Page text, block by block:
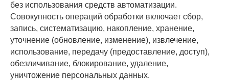
без использования средств автоматизации.
Совокупность операций обработки включает сбор,
запись, систематизацию, накопление, хранение,
уточнение (обновление, изменение), извлечение,
использование, передачу (предоставление, доступ),
обезличивание, блокирование, удаление,
уничтожение персональных данных.